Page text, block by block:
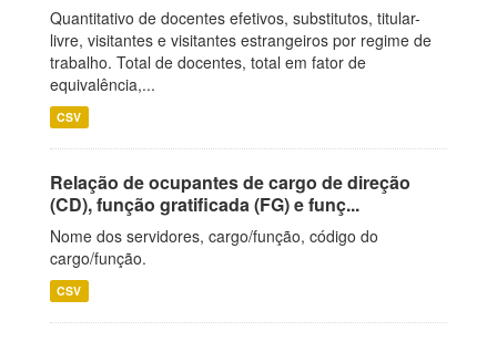
Quantitativo de docentes efetivos, substitutos, titular-
livre, visitantes e visitantes estrangeiros por regime de
trabalho. Total de docentes, total em fator de
equivalência,...
CSV
Relação de ocupantes de cargo de direção
(CD), função gratificada (FG) e funç...
Nome dos servidores, cargo/função, código do
cargo/função.
CSV